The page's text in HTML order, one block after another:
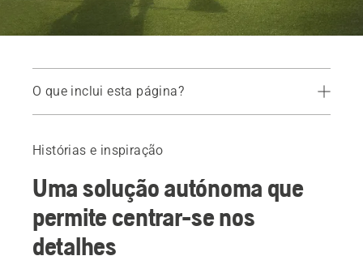
O que inclui esta página?
Uma solução que poupa tempo
Clube de Golfe Österåker
Uma vasta gama de melhorias
Leia mais
Agendar uma demonstração
Histórias e inspiração
Uma solução autónoma que
permite centrar-se nos
detalhes